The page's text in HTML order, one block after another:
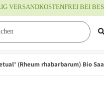
VERSANDKOSTENFREI BEI
(Rheum rhabarbarum) Bio